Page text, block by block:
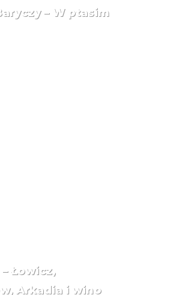
– W ptasim
Łowicz,
Arkadia i wino